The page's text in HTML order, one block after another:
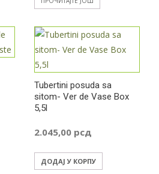
Tubertini posuda sa
sitom- Ver de Vase Box
5,5l
2.045,00 рсд
ДОДАЈ У КОРПУ